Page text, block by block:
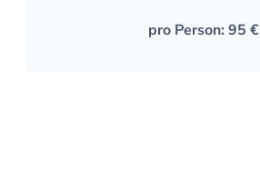
pro Person: 95 €